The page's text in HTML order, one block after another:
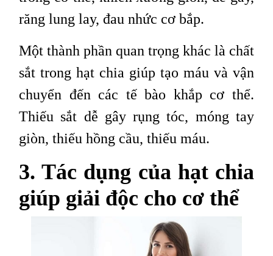
răng lung lay, đau nhức cơ bắp.
Một thành phần quan trọng khác là chất
sắt trong hạt chia giúp tạo máu và vận
chuyển đến các tế bào khắp cơ thể.
Thiếu sắt dễ gây rụng tóc, móng tay
giòn, thiếu hồng cầu, thiếu máu.
3. Tác dụng của hạt chia
giúp giải độc cho cơ thể